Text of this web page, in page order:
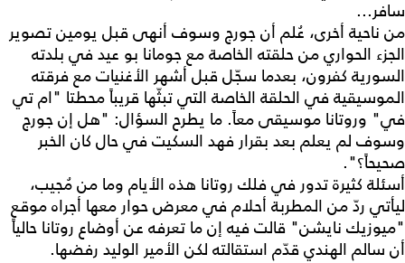
سافر...
من ناحية أخرى، عُلم أن جورج وسوف أنهى قبل يومين تصوير
الجزء الحواري من حلقته الخاصة مع جومانا بو عيد في بلدته
السورية كفرون، بعدما سجّل قبل أشهر الأغنيات مع فرقته
الموسيقية في الحلقة الخاصة التي تبثّها قريباً محطتا "ام تي
في" وروتانا موسيقى معاً. ما يطرح السؤال: "هل إن جورج
وسوف لم يعلم بعد بقرار فهد السكيت في حال كان الخبر
صحيحاً؟".
أسئلة كثيرة تدور في فلك روتانا هذه الأيام وما من مُجيب،
ليأتي ردّ من المطربة أحلام في معرض حوار معها أجراه موقع
"ميوزيك نايشن" قالت فيه إن ما تعرفه عن أوضاع روتانا حالياً
أن سالم الهندي قدّم استقالته لكن الأمير الوليد رفضها.